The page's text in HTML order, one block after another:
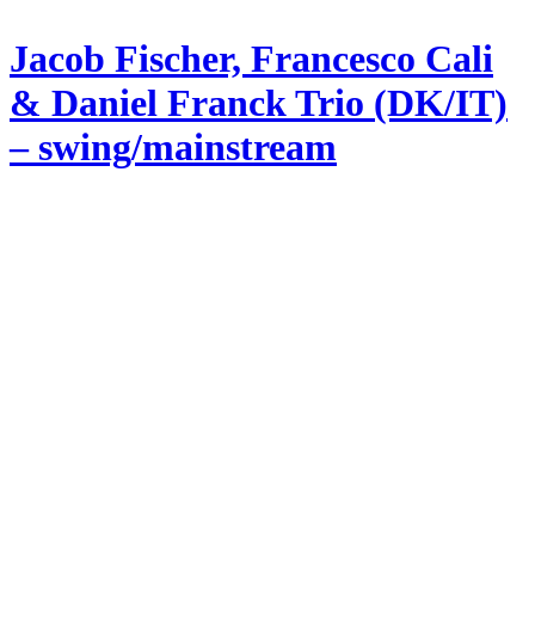
Jacob Fischer, Francesco Cali
& Daniel Franck Trio (DK/IT)
– swing/mainstream